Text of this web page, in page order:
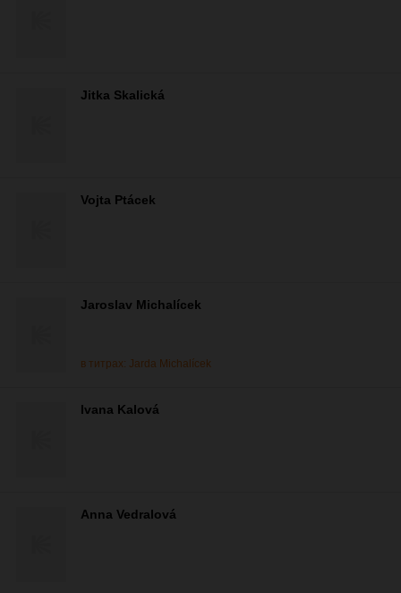
Jitka Skalická
Vojta Ptácek
Jaroslav Michalícek
в титрах: Jarda Michalícek
Ivana Kalová
Anna Vedralová